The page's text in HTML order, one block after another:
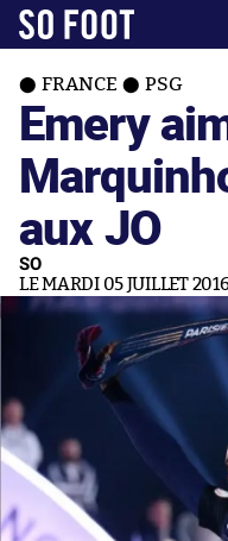
FRANCE PSG
Emery
aux JO
SO
LE MARDI 05 JUILLET